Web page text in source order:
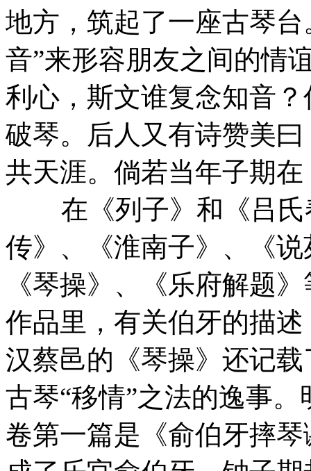
地方，筑起了一座古琴
音”来形容朋友之间的情
利心，斯文谁复念知音
破琴。后人又有诗赞美
共天涯。倘若当年子期
在《列子》和《吕氏
传》、《淮南子》、《
《琴操》、《乐府解题
作品里，有关伯牙的描
汉蔡邑的《琴操》还记
古琴“移情”之法的逸事
卷第一篇是《俞伯牙摔